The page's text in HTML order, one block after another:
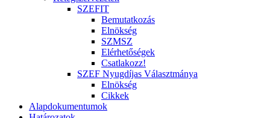
SZEFIT
Bemutatkozás
Elnökség
SZMSZ
Elérhetőségek
Csatlakozz!
SZEF Nyugdíjas Választmánya
Elnökség
Cikkek
Alapdokumentumok